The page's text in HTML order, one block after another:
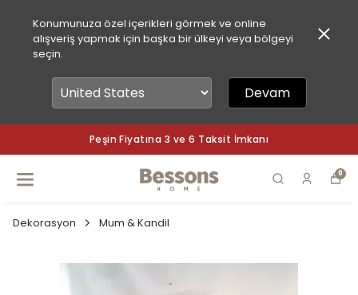
Konumunuza özel içerikleri görmek ve online
alışveriş yapmak için başka bir ülkeyi veya bölgeyi
seçin.
Devam
Peşin Fiyatına 3 ve 6 Taksit İmkanı
0
Dekorasyon Mum & Kandil